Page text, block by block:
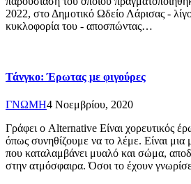
2022, στο Δημοτικό Ωδείο Λάρισας -
κυκλοφορία του - αποσπώντας…
Τάνγκο: Έρωτας με φιγούρες
ΓΝΩΜΗ4 Νοεμβρίου, 2020
Γράφει ο Alternative Είναι χορευτικός
όπως συνηθίζουμε να το λέμε. Είναι
που καταλαμβάνει μυαλό και σώμα,
στην ατμόσφαιρα. Όσοι το έχουν